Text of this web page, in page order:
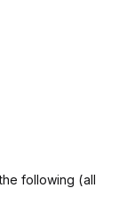
following (all